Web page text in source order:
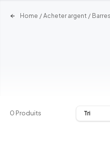
Home / Acheter argent /
0 Produits